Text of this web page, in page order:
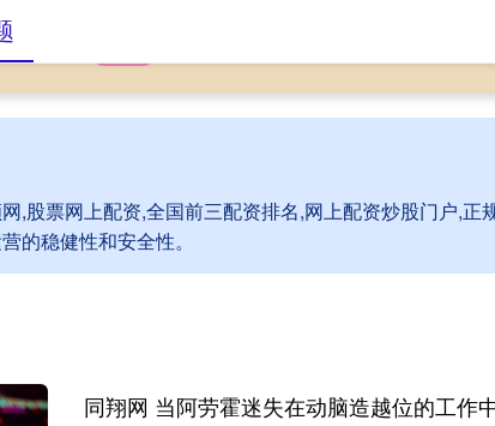
,股票网上配资,全国前三配资排名,网上配资炒股门户,
的稳健性和安全性。